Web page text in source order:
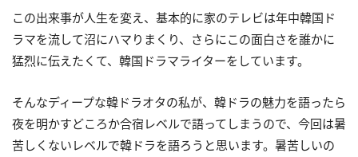
この出来事が人生を変え、基本的に家のテレビは年中韓国ド
ラマを流して沼にハマりまくり、さらにこの面白さを誰かに
猛烈に伝えたくて、韓国ドラマライターをしています。
そんなディープな韓ドラオタの私が、韓ドラの魅力を語ったら
夜を明かすどころか合宿レベルで語ってしまうので、今回は暑
苦しくないレベルで韓ドラを語ろうと思います。暑苦しいの